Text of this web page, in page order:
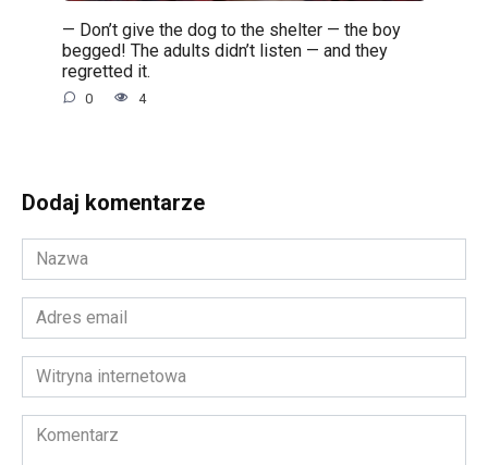
— Don’t give the dog to the shelter — the boy
begged! The adults didn’t listen — and they
regretted it.
0 4
Dodaj komentarze
Nazwa
*
Adres
email
*Witryna
internetowa
Komentarz